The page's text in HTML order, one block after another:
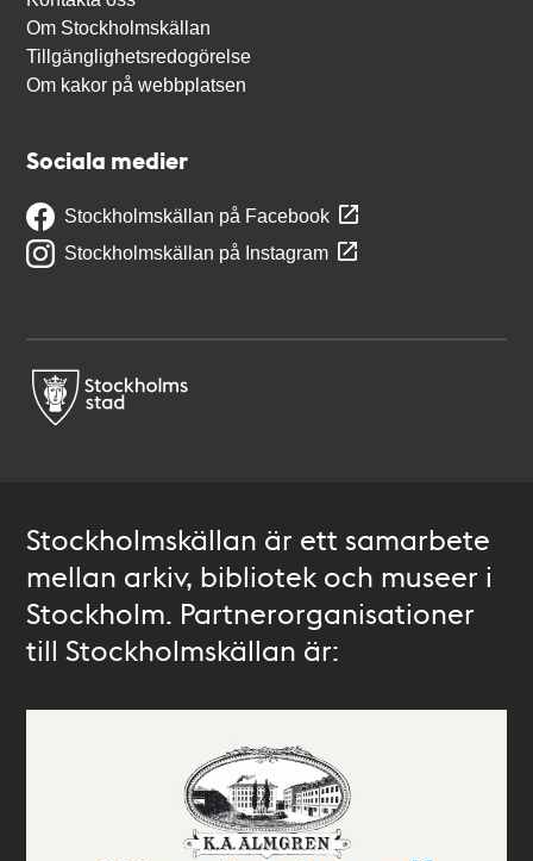
Om Stockholmskällan
Tillgänglighetsredogörelse
Om kakor på webbplatsen
Sociala medier
Stockholmskällan på Facebook
Stockholmskällan på Instagram
Stockholmskällan är ett samarbete
mellan arkiv, bibliotek och museer i
Stockholm. Partnerorganisationer
till Stockholmskällan är: